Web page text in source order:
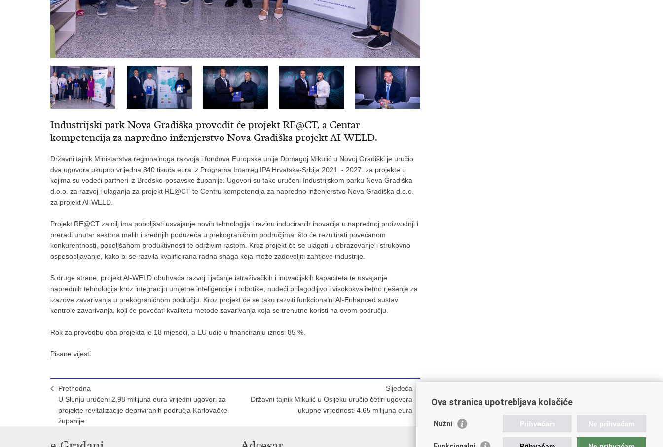
Industrijski park Nova Gradiška provodit će projekt RE@CT, a Centar
kompetencija za napredno inženjerstvo Nova Gradiška projekt AI-WELD.
Državni tajnik Ministarstva regionalnoga razvoja i fondova Europske unije Domagoj Mikulić u Novoj Gradiški je uručio
dva ugovora ukupno vrijedna 840 tisuća eura iz Programa Interreg IPA Hrvatska-Srbija 2021. - 2027. za projekte u
kojima su vodeći partneri iz Brodsko-posavske županije. Ugovori su tako uručeni Industrijskom parku Nova Gradiška
d.o.o. za razvoj i ulaganja za projekt RE@CT te Centru kompetencija za napredno inženjerstvo Nova Gradiška d.o.o.
za projekt AI-WELD.
Projekt RE@CT za cilj ima poboljšati usvajanje novih tehnologija i razinu induciranih inovacija u naprednoj proizvodnji i
preradi unutar sektora malih i srednjih poduzeća u prekograničnim područjima, što će rezultirati povećanom
konkurentnosti, poboljšanom produktivnosti te održivim rastom. Kroz projekt će se ulagati u obrazovanje i strukovno
osposobljavanje, kako bi se razvila kvalificirana radna snaga koja može zadovoljiti zahtjeve industrije.
S druge strane, projekt AI-WELD obuhvaća razvoj i jačanje istraživačkih i inovacijskih kapaciteta te usvajanje
naprednih tehnologija kroz integraciju umjetne inteligencije i robotike, nudeći prilagodljivo i visokokvalitetno rješenje za
izazove zavarivanja u prekograničnom području. Kroz projekt će se tako razviti funkcionalni AI-Enhanced sustav
kontrole zavarivanja, koji će povećati kvalitetu metode zavarivanja koja se trenutno koristi na ovom području.
Rok za provedbu oba projekta je 18 mjeseci, a EU udio u financiranju iznosi 85 %.
Pisane vijesti
Prethodna
U Slunju uručeni 2,98 milijuna eura vrijedni ugovori za
projekte revitalizacije depriviranih područja Karlovačke
županije
Sljedeća
Državni tajnik Mikulić u Osijeku uručio četiri ugovora
ukupne vrijednosti 4,65 milijuna eura
Ova stranica upotrebljava kolačiće
Nužni Prihvaćam Ne prihvaćam